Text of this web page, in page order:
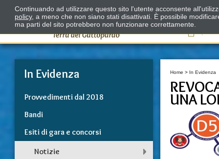
Il
In Evidenza
Provvedimenti dal 2018
Bandi
Esiti di gara e concorsi
Notizie
Home > In Evidenza
UNA
Continuando ad utilizzare questo sito l'utente acconsente
policy, a meno che non siano stati disattivati. È possibile
ma parti del sito potrebbero non funzionare correttamente.